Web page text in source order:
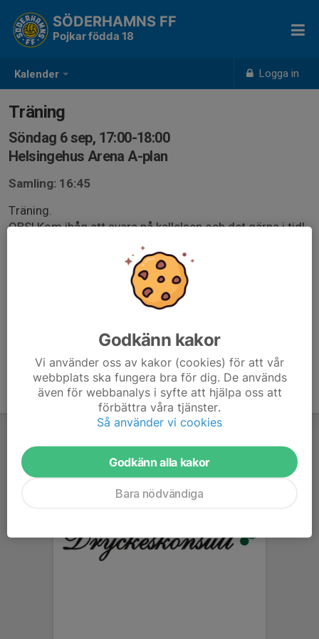
Kalender Logga in
SÖDERHAMNS FF
Pojkar födda 18
Träning
Söndag 6 sep, 17:00-18:00
Helsingehus Arena A-plan
Samling: 16:45
Träning.
OBS! Kom ihåg att svara på kallelsen och det gärna i tid!
Godkänn kakor
Vi använder oss av kakor (cookies) för att vår
webbplats ska fungera bra för dig. De används
även för webbanalys i syfte att hjälpa oss att
förbättra våra tjänster.
Så använder vi cookies
Godkänn alla kakor
Bara nödvändiga